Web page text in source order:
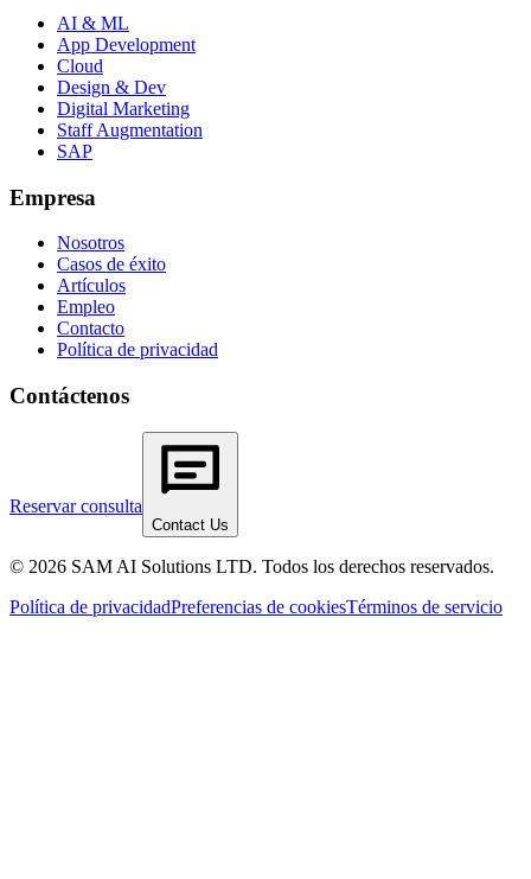
AI & ML
App Development
Cloud
Design & Dev
Digital Marketing
Staff Augmentation
SAP
Empresa
Nosotros
Casos de éxito
Artículos
Empleo
Contacto
Política de privacidad
Contáctenos
Reservar consulta
Contact Us
© 2026 SAM AI Solutions LTD. Todos los derechos reservados.
Política de privacidadPreferencias de cookiesTérminos de servicio